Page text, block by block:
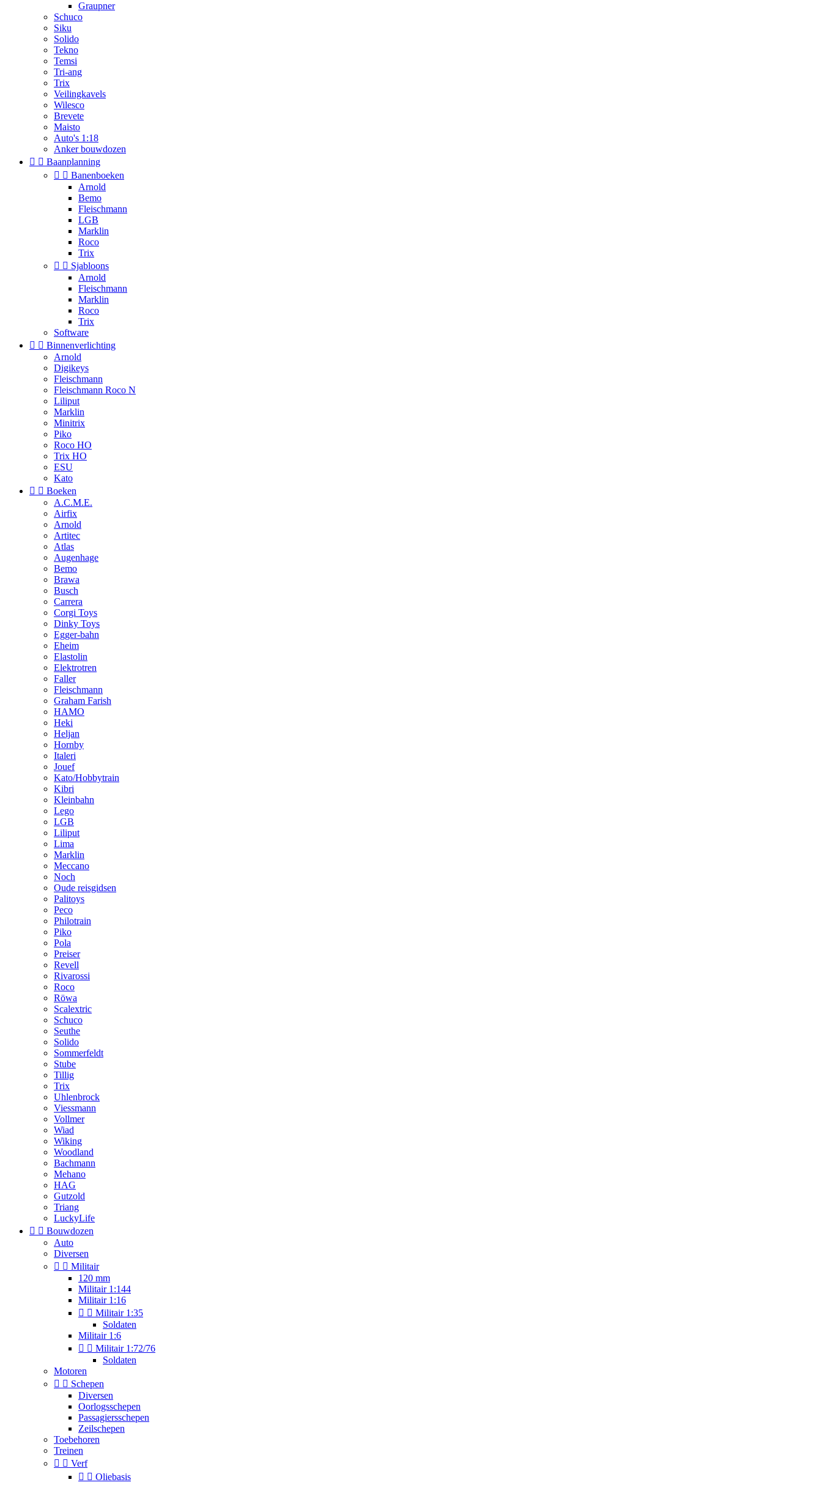
Graupner
Schuco
Siku
Solido
Tekno
Temsi
Tri-ang
Trix
Veilingkavels
Wilesco
Brevete
Maisto
Auto's 1:18
Anker bouwdozen
  Baanplanning
  Banenboeken
Arnold
Bemo
Fleischmann
LGB
Marklin
Roco
Trix
  Sjabloons
Arnold
Fleischmann
Marklin
Roco
Trix
Software
  Binnenverlichting
Arnold
Digikeys
Fleischmann
Fleischmann Roco N
Liliput
Marklin
Minitrix
Piko
Roco HO
Trix HO
ESU
Kato
  Boeken
A.C.M.E.
Airfix
Arnold
Artitec
Atlas
Augenhage
Bemo
Brawa
Busch
Carrera
Corgi Toys
Dinky Toys
Egger-bahn
Eheim
Elastolin
Elektrotren
Faller
Fleischmann
Graham Farish
HAMO
Heki
Heljan
Hornby
Italeri
Jouef
Kato/Hobbytrain
Kibri
Kleinbahn
Lego
LGB
Liliput
Lima
Marklin
Meccano
Noch
Oude reisgidsen
Palitoys
Peco
Philotrain
Piko
Pola
Preiser
Revell
Rivarossi
Roco
Röwa
Scalextric
Schuco
Seuthe
Solido
Sommerfeldt
Stube
Tillig
Trix
Uhlenbrock
Viessmann
Vollmer
Wiad
Wiking
Woodland
Bachmann
Mehano
HAG
Gutzold
Triang
LuckyLife
  Bouwdozen
Auto
Diversen
  Militair
120 mm
Militair 1:144
Militair 1:16
  Militair 1:35
Soldaten
Militair 1:6
  Militair 1:72/76
Soldaten
Motoren
  Schepen
Diversen
Oorlogsschepen
Passagiersschepen
Zeilschepen
Toebehoren
Treinen
  Verf
  Oliebasis